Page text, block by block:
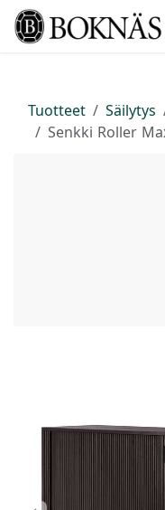
Siirry sisältöön
Tuotteet Säilytys
Senkki Roller